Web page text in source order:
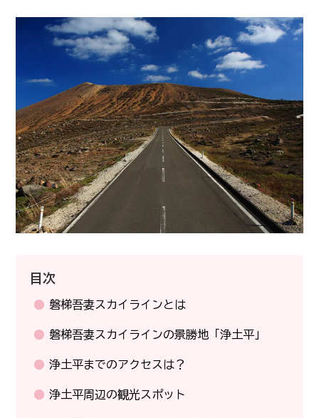
目次
磐梯吾妻スカイラインとは
磐梯吾妻スカイラインの景勝地「浄土平」
浄土平までのアクセスは？
浄土平周辺の観光スポット